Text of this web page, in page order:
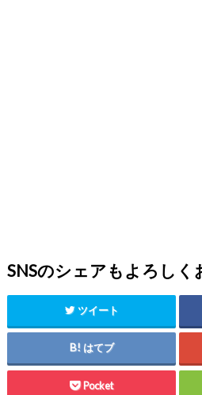
SNSのシェアもよろしく
ツイート
はてブ
Pocket